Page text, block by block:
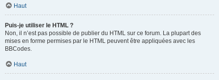
Haut
Puis-je utiliser le HTML ?
Non, il n’est pas possible de publier du HTML sur ce forum. La plupart des
mises en forme permises par le HTML peuvent être appliquées avec les
BBCodes.
Haut